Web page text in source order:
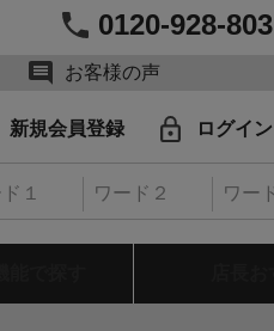
0120-928-803
お客様の声
新規会員登録 ログイン